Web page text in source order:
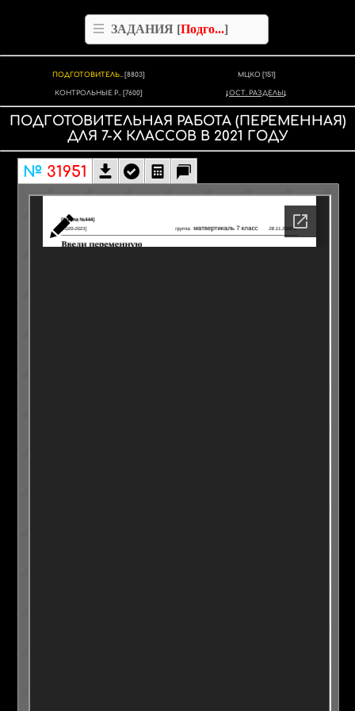
ЗАДАНИЯ [Подго...]
ПОДГОТОВИТЕЛЬ.. [8803] МЦКО [151]
КОНТРОЛЬНЫЕ Р.. [7600] ОСТ. РАЗДЕЛЫ
ПОДГОТОВИТЕЛЬНАЯ РАБОТА (ПЕРЕМЕННАЯ)
ДЛЯ 7-Х КЛАССОВ В 2021 ГОДУ
№ 31951